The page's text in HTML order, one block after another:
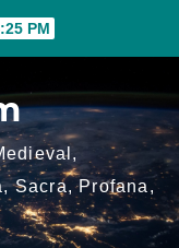
PM
Sacra, Profana,